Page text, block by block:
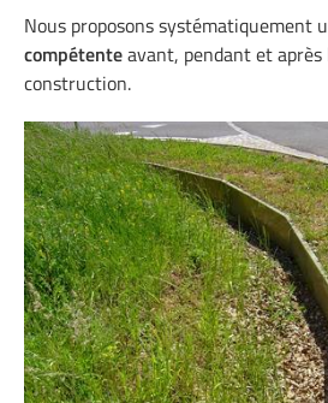
Nous proposons systématiquement
compétenteavant, pendant et après
construction.